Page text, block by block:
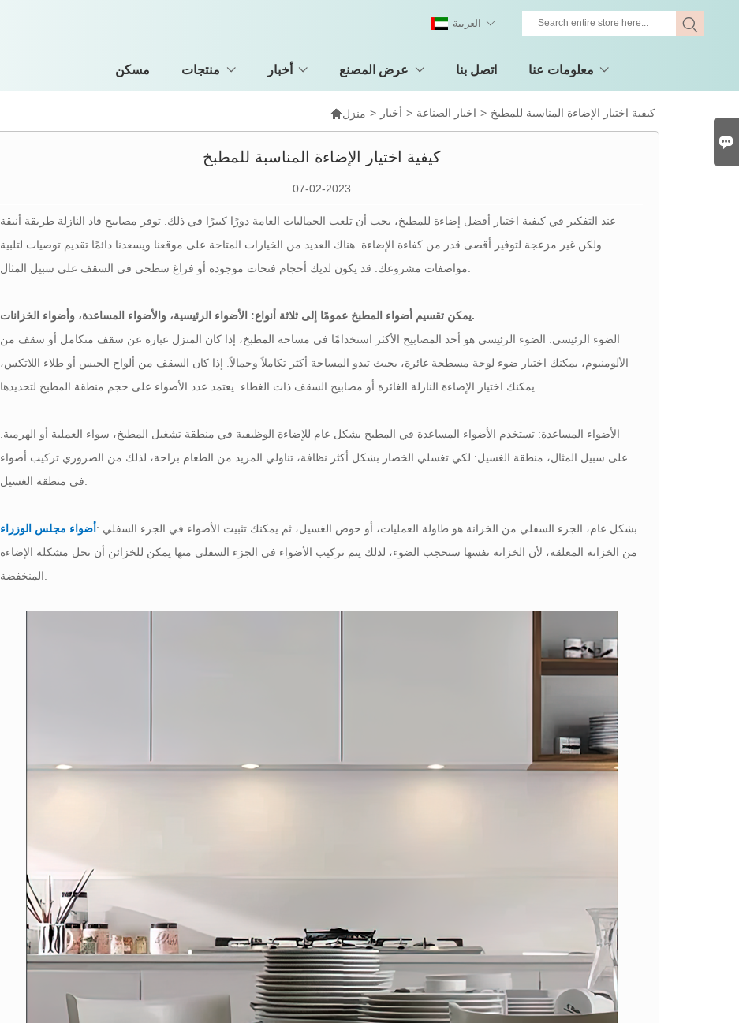
مسكن منتجات أخبار عرض المصنع اتصل بنا معلومات عنا
العربية
منزل > أخبار > اخبار الصناعة > كيفية اختيار الإضاءة المناسبة للمطبخ
كيفية اختيار الإضاءة المناسبة للمطبخ
07-02-2023
عند التفكير في كيفية اختيار أفضل إضاءة للمطبخ، يجب أن تلعب الجماليات العامة دورًا كبيرًا في ذلك. توفر مصابيح قاد النازلة طريقة أنيقة
ولكن غير مزعجة لتوفير أقصى قدر من كفاءة الإضاءة. هناك العديد من الخيارات المتاحة على موقعنا ويسعدنا دائمًا تقديم توصيات لتلبية
يمكن تقسيم أضواء المطبخ عمومًا إلى ثلاثة أنواع: الأضواء الرئيسية، والأضواء المساعدة، وأضواء الخزانات.
الضوء الرئيسي: الضوء الرئيسي هو أحد المصابيح الأكثر استخدامًا في مساحة المطبخ، إذا كان المنزل عبارة عن سقف متكامل أو سقف من
الألومنيوم، يمكنك اختيار ضوء لوحة مسطحة غائرة، بحيث تبدو المساحة أكثر تكاملاً وجمالاً. إذا كان السقف من ألواح الجبس أو طلاء اللاتكس،
الأضواء المساعدة: تستخدم الأضواء المساعدة في المطبخ بشكل عام للإضاءة الوظيفية في منطقة تشغيل المطبخ، سواء العملية أو الهرمية.
على سبيل المثال، منطقة الغسيل: لكي تغسلي الخضار بشكل أكثر نظافة، تناولي المزيد من الطعام براحة، لذلك من الضروري تركيب أضواء
أضواء مجلس الوزراء : بشكل عام، الجزء السفلي من الخزانة هو طاولة العمليات، أو حوض الغسيل، ثم يمكنك تثبيت الأضواء في الجزء السفلي
من الخزانة المعلقة، لأن الخزانة نفسها ستحجب الضوء، لذلك يتم تركيب الأضواء في الجزء السفلي منها يمكن للخزائن أن تحل مشكلة الإضاءة
